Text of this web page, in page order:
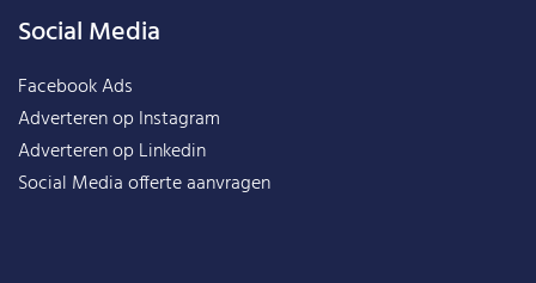
Social Media
Facebook Ads
Adverteren op Instagram
Adverteren op Linkedin
Social Media offerte aanvragen